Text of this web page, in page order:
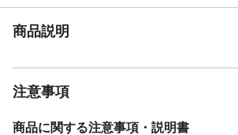
商品説明
注意事項
商品に関する注意事項・説明書